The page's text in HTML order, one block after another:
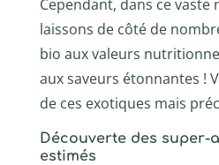
Cependant, dans ce vaste
laissons de côté de
bio aux valeurs
aux saveurs étonnantes !
de ces exotiques mais
Découverte des super-
estimés